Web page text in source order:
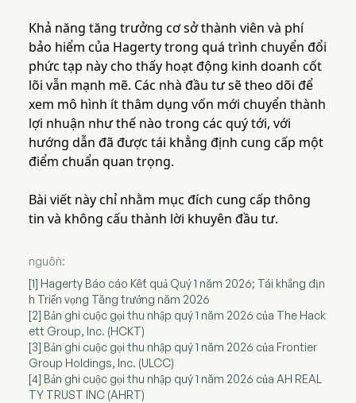
Khả năng tăng trưởng cơ sở thành viên và phí
bảo hiểm của Hagerty trong quá trình chuyển đổi
phức tạp này cho thấy hoạt động kinh doanh cốt
lõi vẫn mạnh mẽ. Các nhà đầu tư sẽ theo dõi để
xem mô hình ít thâm dụng vốn mới chuyển thành
lợi nhuận như thế nào trong các quý tới, với
hướng dẫn đã được tái khẳng định cung cấp một
điểm chuẩn quan trọng.
Bài viết này chỉ nhằm mục đích cung cấp thông
tin và không cấu thành lời khuyên đầu tư.
nguồn:
[1] Hagerty Báo cáo Kết quả Quý 1 năm 2026; Tái khẳng địn
h Triển vọng Tăng trưởng năm 2026
[2] Bản ghi cuộc gọi thu nhập quý 1 năm 2026 của The Hack
ett Group, Inc. (HCKT)
[3] Bản ghi cuộc gọi thu nhập quý 1 năm 2026 của Frontier
Group Holdings, Inc. (ULCC)
[4] Bản ghi cuộc gọi thu nhập quý 1 năm 2026 của AH REAL
TY TRUST INC (AHRT)